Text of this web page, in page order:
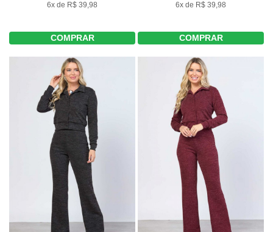
6x de R$ 39,98
COMPRAR
6x de R$ 39,98
COMPRAR